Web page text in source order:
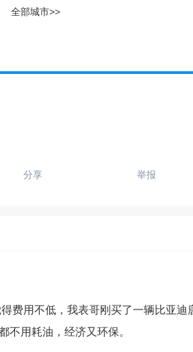
全部城市>>
分享 举报
费用不低，我表哥刚买了一辆比亚迪
不用耗油，经济又环保。